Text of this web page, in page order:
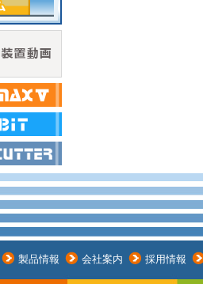
製品情報 会社案内 採用情報